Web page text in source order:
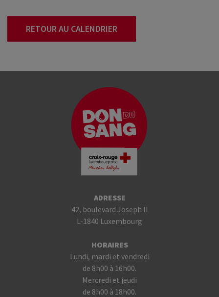
RETOUR AU CALENDRIER
ADRESSE
42, boulevard Joseph II
L-1840 Luxembourg
HORAIRES
Lundi, mardi et vendredi
de 8h00 à 16h00.
Mercredi et jeudi
de 8h00 à 18h00.